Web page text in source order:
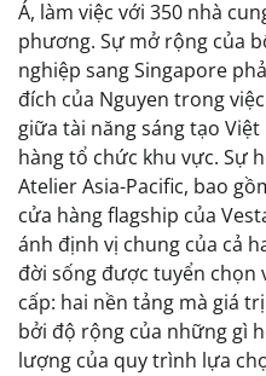
Á, làm việc với 350 nhà
phương. Sự mở rộng của
nghiệp sang Singapore
đích của Nguyen trong
giữa tài năng sáng tạo
hàng tổ chức khu vực. Sự
Atelier Asia-Pacific, bao
cửa hàng flagship của
ánh định vị chung của cả
đời sống được tuyển chọn
cấp: hai nền tảng mà giá
bởi độ rộng của những gì
lượng của quy trình lựa